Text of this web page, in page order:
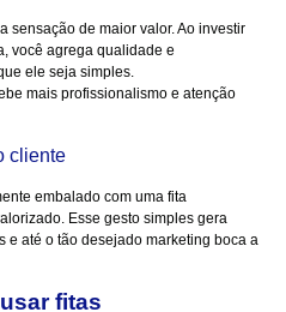
sensação de maior valor. Ao investir
você agrega qualidade e
ele seja simples.
mais profissionalismo e atenção
cliente
embalado com uma fita
Esse gesto simples gera
e até o tão desejado marketing boca a
fitas